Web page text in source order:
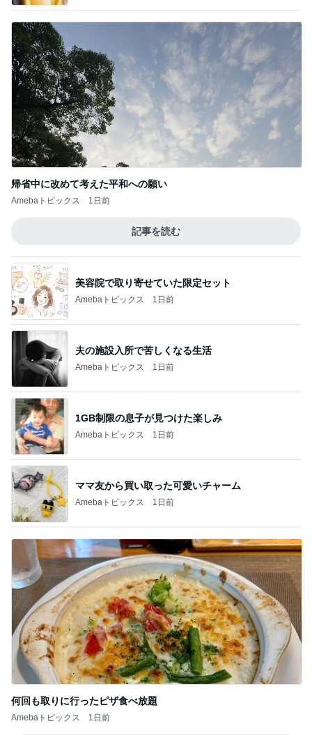
帰省中に改めて考えた平和への願い
Amebaトピックス 1日前
記事を読む
美容院で取り寄せていた限定セット
Amebaトピックス 1日前
夫の施設入所で苦しくなる生活
Amebaトピックス 1日前
1GB制限の息子が見つけた楽しみ
Amebaトピックス 1日前
ママ友から買い取った可愛いチャーム
Amebaトピックス 1日前
何回も取りに行ったピザ食べ放題
Amebaトピックス 1日前